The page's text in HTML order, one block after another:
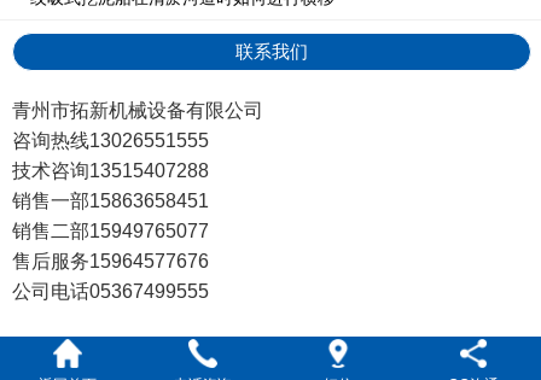
联系我们
青州市拓新机械设备有限公司
咨询热线13026551555
技术咨询13515407288
销售一部15863658451
销售二部15949765077
售后服务15964577676
公司电话05367499555